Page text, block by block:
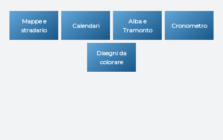
Mappe e
stradario
Calendari
Alba e
Tramonto
Cronometro
Disegni da
colorare